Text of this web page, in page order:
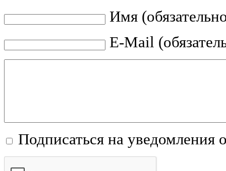
Имя
E-Mail
Подписаться на уведомления